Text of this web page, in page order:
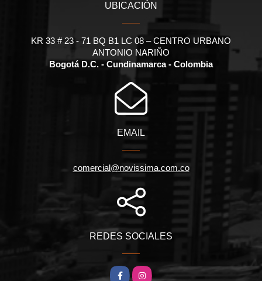
UBICACIÓN
KR 33 # 23 - 71 BQ B1 LC 08 – CENTRO URBANO
ANTONIO NARIÑO
Bogotá D.C. - Cundinamarca - Colombia
EMAIL
comercial@novissima.com.co
REDES SOCIALES
FacebookInstagram